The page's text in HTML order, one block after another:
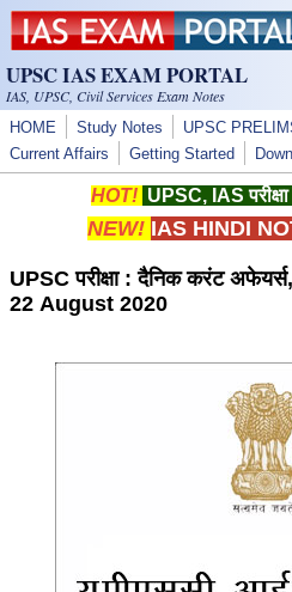
Skip to main content
UPSC IAS EXAM PORTAL
IAS, UPSC, Civil Services Exam Notes
HOME Study Notes UPSC
Current Affairs
Getting Started
HOT! UPSC, IAS
NEW! IAS HINDI
UPSC परीक्षा ​: दैनिक करंट
22 August 2020